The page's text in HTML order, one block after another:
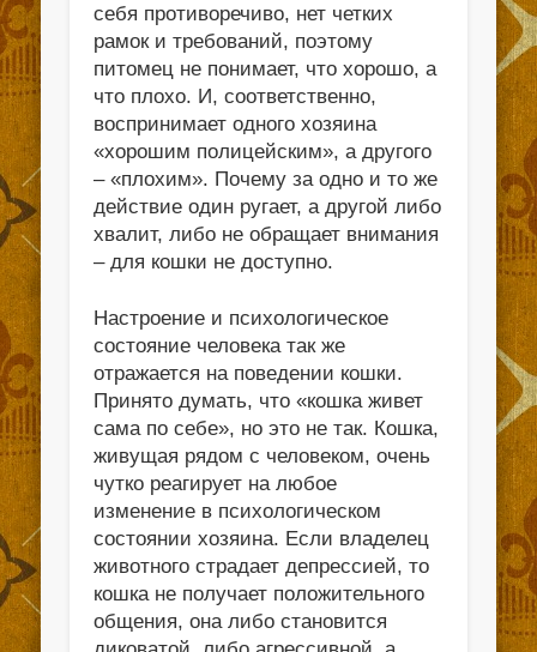
себя противоречиво, нет четких
рамок и требований, поэтому
питомец не понимает, что хорошо, а
что плохо. И, соответственно,
воспринимает одного хозяина
«хорошим полицейским», а другого
– «плохим». Почему за одно и то же
действие один ругает, а другой либо
хвалит, либо не обращает внимания
– для кошки не доступно.
Настроение и психологическое
состояние человека так же
отражается на поведении кошки.
Принято думать, что «кошка живет
сама по себе», но это не так. Кошка,
живущая рядом с человеком, очень
чутко реагирует на любое
изменение в психологическом
состоянии хозяина. Если владелец
животного страдает депрессией, то
кошка не получает положительного
общения, она либо становится